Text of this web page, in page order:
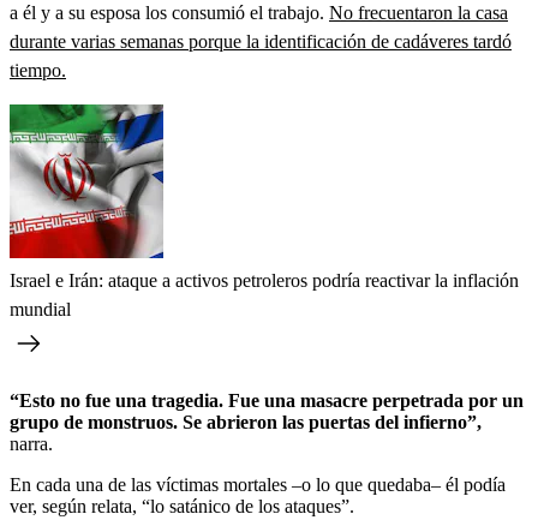
a él y a su esposa los consumió el trabajo. No frecuentaron la casa
durante varias semanas porque la identificación de cadáveres tardó
tiempo.
Israel e Irán: ataque a activos petroleros podría reactivar la inflación
mundial
“Esto no fue una tragedia. Fue una masacre perpetrada por un
grupo de monstruos. Se abrieron las puertas del infierno”,
narra.
En cada una de las víctimas mortales –o lo que quedaba– él podía
ver, según relata, “lo satánico de los ataques”.